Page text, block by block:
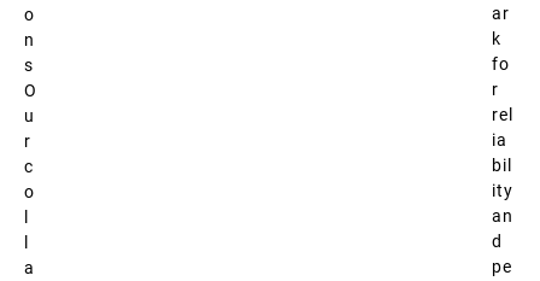
o
n
s
O
u
r
c
o
a
ar
k
fo
r
rel
ia
bil
ity
an
d
pe